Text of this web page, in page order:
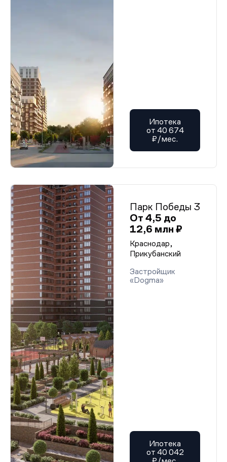
Ипотека
от 40 674
₽/мес.
Парк Победы 3
От 4,5 до
12,6 млн ₽
Краснодар,
Прикубанский
Застройщик
«Dogma»
Ипотека
от 40 042